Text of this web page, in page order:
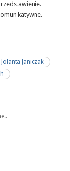
Jolanta Janiczak